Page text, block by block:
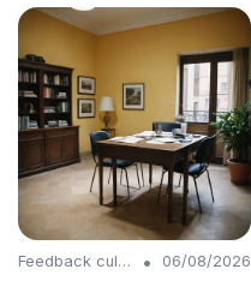
Feedback culture •
06/08/2026